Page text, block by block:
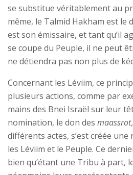
se substitue véritablement au
même, le Talmid Hakham est le
est son émissaire, et tant qu’il
se coupe du Peuple, il ne peut
ne détiendra pas non plus de
Concernant les Léviim, ce
plusieurs actions, comme par
mains des Bnei Israël sur leur
nomination, le don des maassrot
différents actes, s’est créée
les Léviim et le Peuple. Ce
bien qu’étant une Tribu à part,